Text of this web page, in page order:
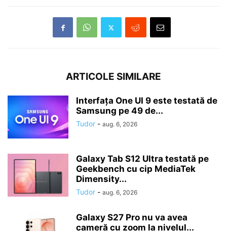
ARTICOLE SIMILARE
Interfața One UI 9 este testată de
Samsung pe 49 de...
Tudor - aug. 6, 2026
Galaxy Tab S12 Ultra testată pe
Geekbench cu cip MediaTek
Dimensity...
Tudor - aug. 6, 2026
Galaxy S27 Pro nu va avea
cameră cu zoom la nivelul...